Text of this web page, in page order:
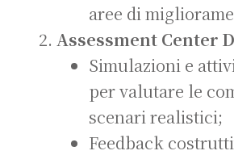
aree di
Assessment Center
Simulazioni e
per valutare le
scenari realistici;
Feedback